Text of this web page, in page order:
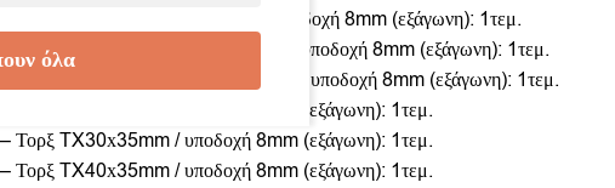
– Σταυροκατσάβιδο PZ3х35mm / υποδοχή 8mm (εξάγωνη): 1τεμ.
– Ισιοκατσάβιδο SB9.0х1.5х35mm / υποδοχή 8mm (εξάγωνη): 1τεμ.
– Ισιοκατσάβιδο SB11.0х1.6х35mm / υποδοχή 8mm (εξάγωνη): 1τεμ.
– Τορξ TX25х35mm / υποδοχή 8mm (εξάγωνη): 1τεμ.
– Τορξ TX30х35mm / υποδοχή 8mm (εξάγωνη): 1τεμ.
– Τορξ TX40х35mm / υποδοχή 8mm (εξάγωνη): 1τεμ.
όλα